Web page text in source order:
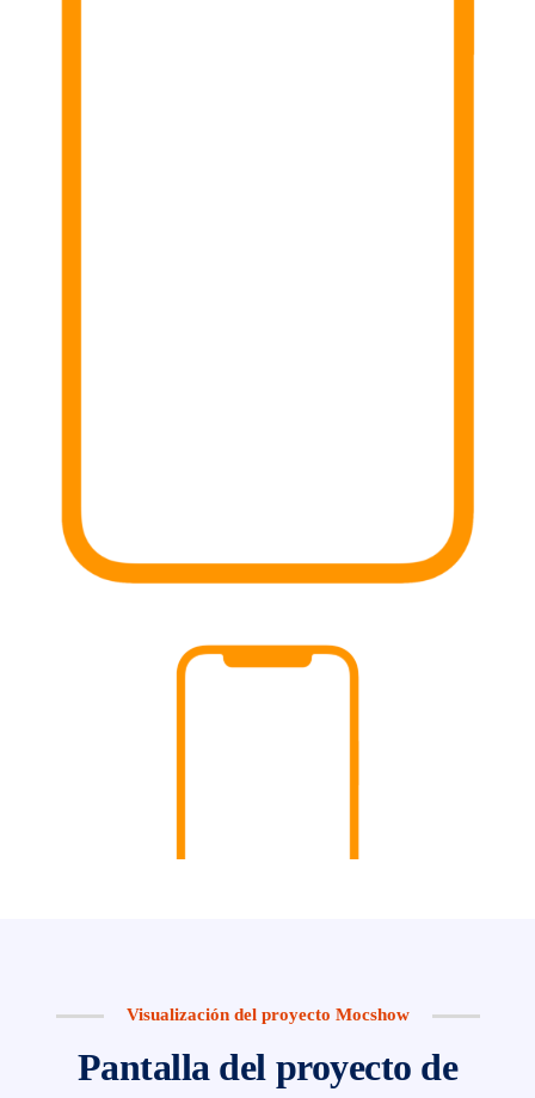
Visualización del proyecto Mocshow
Pantalla del proyecto de